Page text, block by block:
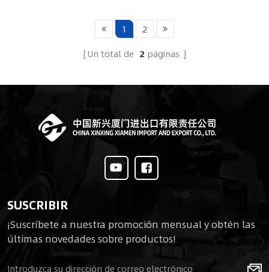
1
2
Un total de 2 páginas
SUSCRIBIR
¡Suscríbete a nuestra promoción mensual y obtén las
últimas novedades sobre productos!